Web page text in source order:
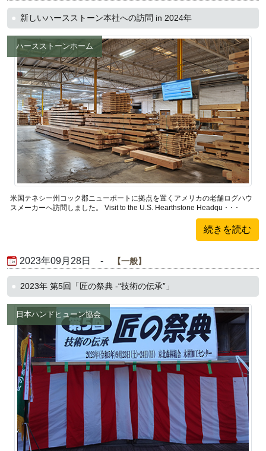
新しいハースストーン本社への訪問 in 2024年
ハースストーンホーム
米国テネシー州コック郡ニューポートに拠点を置くアメリカの老舗ログハウ
スメーカーへ訪問しました。 Visit to the U.S. Hearthstone Headqu ･ ･ ･
続きを読む
2023年09月28日 - 一般
2023年 第5回「匠の祭典 -“技術の伝承”」
日本ハンドヒューン協会